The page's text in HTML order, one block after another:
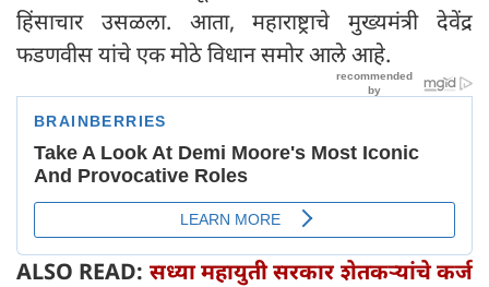
हिंसाचार उसळला. आता, महाराष्ट्राचे मुख्यमंत्री देवेंद्र
फडणवीस यांचे एक मोठे विधान समोर आले आहे.
ALSO READ: सध्या महायुती सरकार शेतकऱ्यांचे कर्ज